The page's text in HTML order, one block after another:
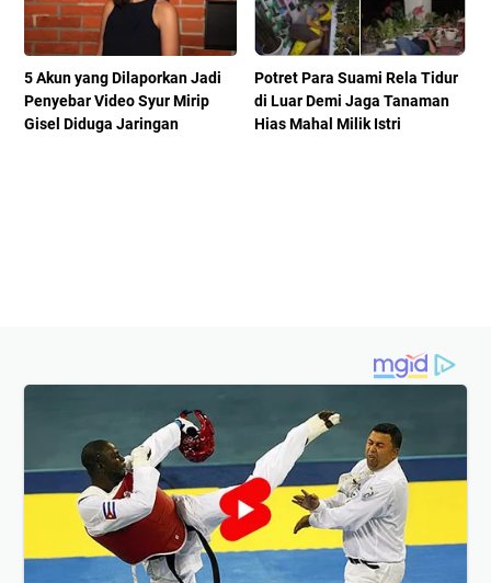
5 Akun yang Dilaporkan Jadi
Penyebar Video Syur Mirip
Gisel Diduga Jaringan
Potret Para Suami Rela Tidur
di Luar Demi Jaga Tanaman
Hias Mahal Milik Istri